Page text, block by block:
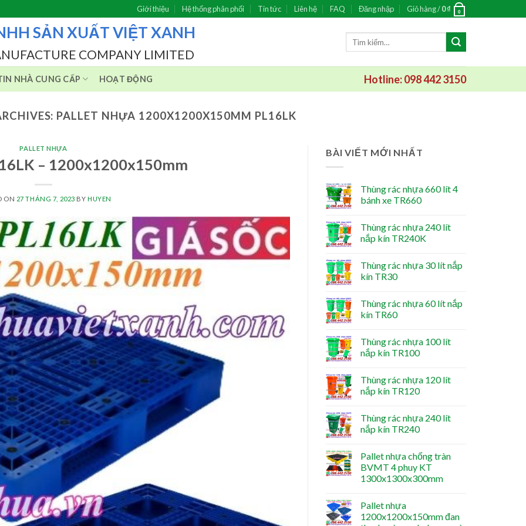
Giới thiệu Hệ thống phân phối Tin tức Liên hệ FAQ Đăng nhập Giỏ hàng /0₫ 0
SẢN XUẤT VIỆT XANH
COMPANY LIMITED
NHÀ CUNG CẤP HOẠT ĐỘNG Hotline: 098 442 3150
PALLET NHỰA 1200X1200X150MM PL16LK
PALLET NHỰA
– 1200x1200x150mm
ON 27 THÁNG 7, 2023 BY HUYEN
BÀI VIẾT MỚI NHẤT
Thùng rác nhựa 660 lít 4
bánh xe TR660
Thùng rác nhựa 240 lít
nắp kín TR240K
Thùng rác nhựa 30 lít nắp
kín TR30
Thùng rác nhựa 60 lít nắp
kín TR60
Thùng rác nhựa 100 lít
nắp kín TR100
Thùng rác nhựa 120 lít
nắp kín TR120
Thùng rác nhựa 240 lít
nắp kín TR240
Pallet nhựa chống tràn
BVMT 4 phuy KT
1300x1300x300mm
Pallet nhựa
1200x1200x150mm đan